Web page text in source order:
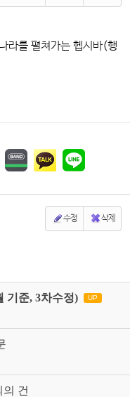
라를 펼쳐가는 헵시바(행
수정 삭제
기준, 3차수정) UP
건